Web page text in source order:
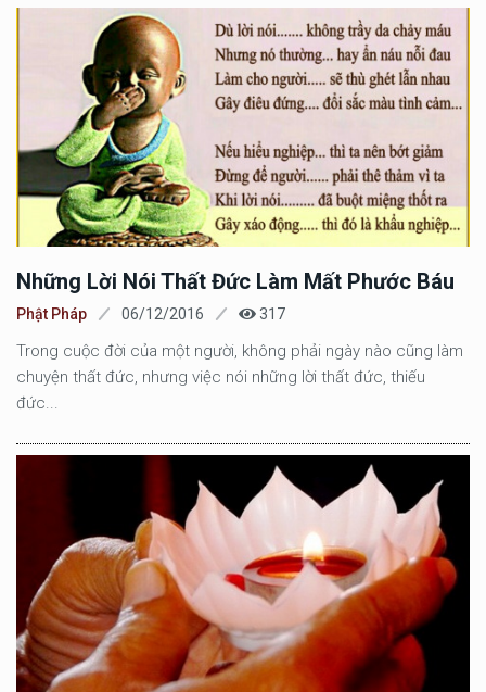
Những Lời Nói Thất Đức Làm Mất Phước Báu
Phật Pháp 06/12/2016 317
Trong cuộc đời của một người, không phải ngày nào cũng làm
chuyện thất đức, nhưng việc nói những lời thất đức, thiếu
đức...